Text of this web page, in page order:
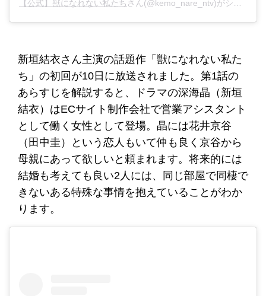
【公式】獣になれない私たち さん(@kemo_nare_ntv)がシェアした投稿 -
新垣結衣さん主演の話題作「獣になれない私た
ち」の初回が10日に放送されました。第1話の
あらすじを解説すると、ドラマの深海晶（新垣
結衣）はECサイト制作会社で営業アシスタント
として働く女性として登場。晶には花井京谷
（田中圭）という恋人もいて仲も良く京谷から
母親にあって欲しいと頼まれます。将来的には
結婚も考えても良い2人には、同じ部屋で同棲で
きないある特殊な事情を抱えていることがわか
ります。